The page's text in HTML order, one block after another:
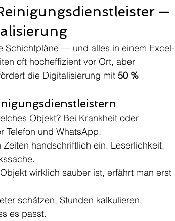
—
Schichtpläne — und alles in einem Excel-
oft hocheffizient vor Ort, aber
die Digitalisierung mit 50 %
Objekt? Bei Krankheit oder
und WhatsApp.
handschriftlich ein. Leserlichkeit,
wirklich sauber ist, erfährt man erst
schätzen, Stunden kalkulieren,
es passt.